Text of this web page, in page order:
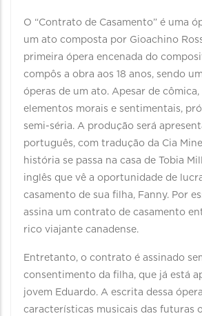
O “Contrato de Casamento” é uma
um ato composta por Gioachino
primeira ópera encenada do
compôs a obra aos 18 anos, sendo
óperas de um ato. Apesar de cômica,
elementos morais e sentimentais,
semi-séria. A produção será
português, com tradução da Cia
história se passa na casa de Tobia
inglês que vê a oportunidade de
casamento de sua filha, Fanny. Por
assina um contrato de casamento
rico viajante canadense.
Entretanto, o contrato é assinado
consentimento da filha, que já está
jovem Eduardo. A escrita dessa
características musicais das futuras